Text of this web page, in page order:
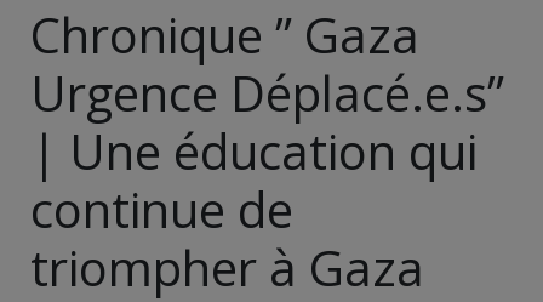
Chronique ” Gaza
Urgence Déplacé.e.s”
| Une éducation qui
continue de
triompher à Gaza